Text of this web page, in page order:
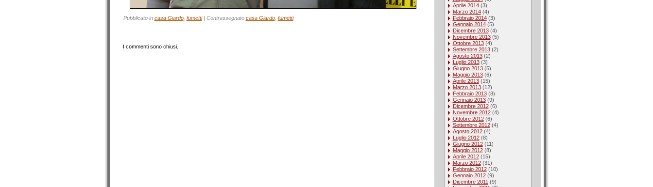
Pubblicato in casa Giardo, fumetti| Contrassegnato casa Giardo, fumetti
I commenti sono chiusi.
Aprile 2014(3)
Marzo 2014(4)
Febbraio 2014(3)
Gennaio 2014(5)
Dicembre 2013(4)
Novembre 2013(5)
Ottobre 2013(4)
Settembre 2013(2)
Agosto 2013(2)
Luglio 2013(3)
Giugno 2013(5)
Maggio 2013(6)
Aprile 2013(15)
Marzo 2013(12)
Febbraio 2013(8)
Gennaio 2013(9)
Dicembre 2012(6)
Novembre 2012(4)
Ottobre 2012(6)
Settembre 2012(4)
Agosto 2012(4)
Luglio 2012(8)
Giugno 2012(11)
Maggio 2012(8)
Aprile 2012(15)
Marzo 2012(31)
Febbraio 2012(10)
Gennaio 2012(9)
Dicembre 2011 (9)